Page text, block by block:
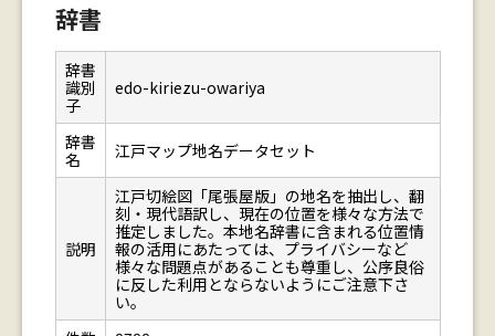
辞書
辞書
識別
子
edo-kiriezu-owariya
辞書
名
江戸マップ地名データセット
説明
江戸切絵図「尾張屋版」の地名を抽出し、翻
刻・現代語訳し、現在の位置を様々な方法で
推定しました。本地名辞書に含まれる位置情
報の活用にあたっては、プライバシーなど
様々な問題点があることも尊重し、公序良俗
に反した利用とならないようにご注意下さ
い。